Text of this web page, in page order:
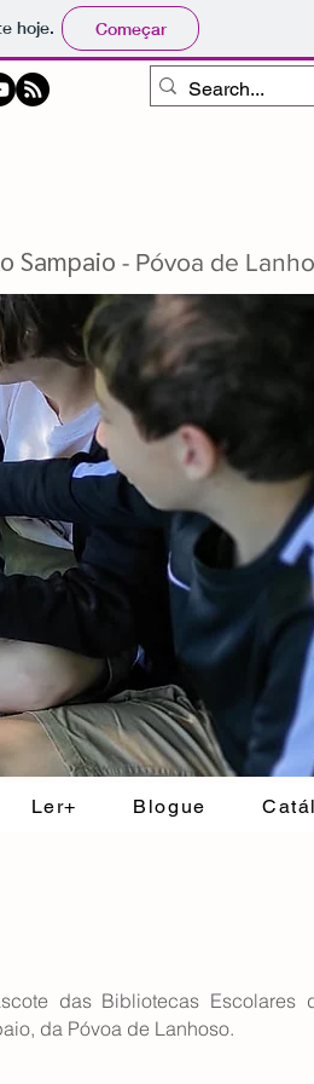
hoje. Começar
Sampaio - Póvoa de
Ler+ Blogue
das Bibliotecas Escolares
da Póvoa de Lanhoso.